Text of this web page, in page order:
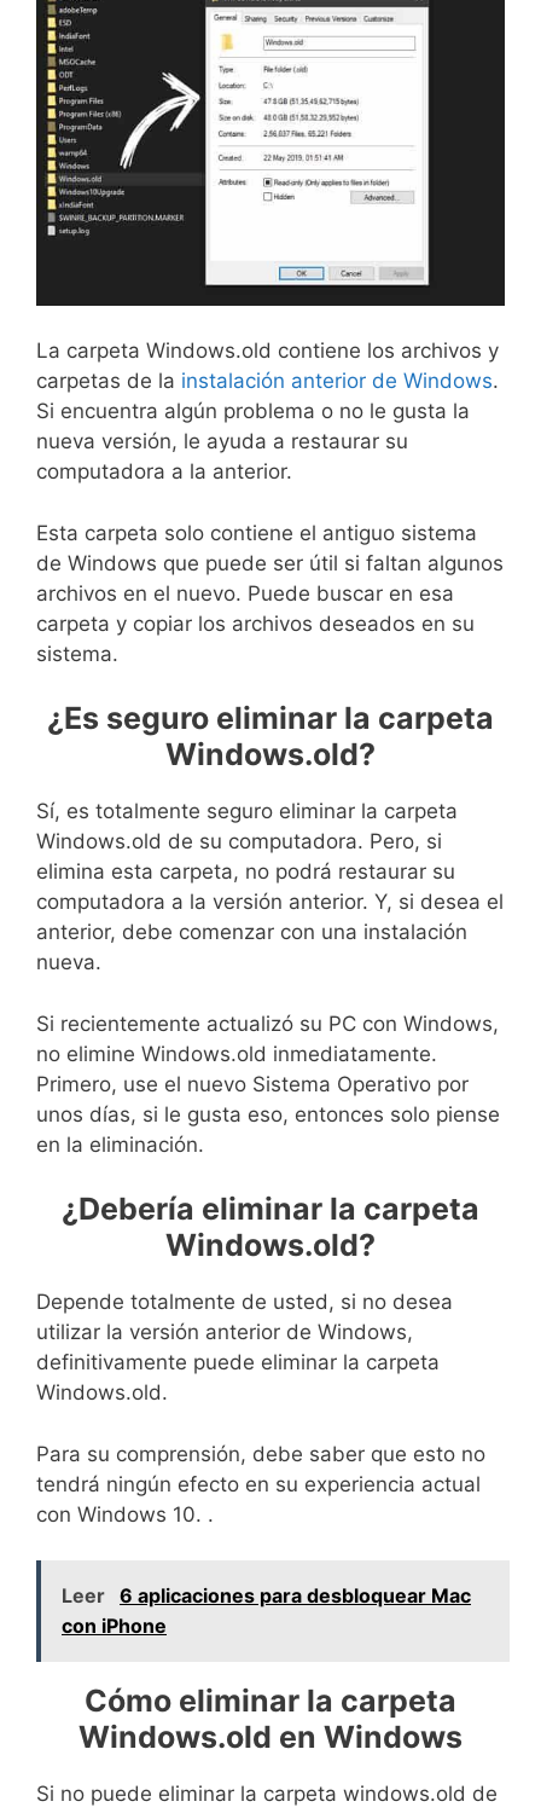
La carpeta Windows.old contiene los archivos y
carpetas de la instalación anterior de Windows.
Si encuentra algún problema o no le gusta la
nueva versión, le ayuda a restaurar su
computadora a la anterior.
Esta carpeta solo contiene el antiguo sistema
de Windows que puede ser útil si faltan algunos
archivos en el nuevo. Puede buscar en esa
carpeta y copiar los archivos deseados en su
sistema.
¿Es seguro eliminar la carpeta
Windows.old?
Sí, es totalmente seguro eliminar la carpeta
Windows.old de su computadora. Pero, si
elimina esta carpeta, no podrá restaurar su
computadora a la versión anterior. Y, si desea el
anterior, debe comenzar con una instalación
nueva.
Si recientemente actualizó su PC con Windows,
no elimine Windows.old inmediatamente.
Primero, use el nuevo Sistema Operativo por
unos días, si le gusta eso, entonces solo piense
en la eliminación.
¿Debería eliminar la carpeta
Windows.old?
Depende totalmente de usted, si no desea
utilizar la versión anterior de Windows,
definitivamente puede eliminar la carpeta
Windows.old.
Para su comprensión, debe saber que esto no
tendrá ningún efecto en su experiencia actual
con Windows 10. .
Leer 6 aplicaciones para desbloquear Mac
con iPhone
Cómo eliminar la carpeta
Windows.old en Windows
Si no puede eliminar la carpeta windows.old de